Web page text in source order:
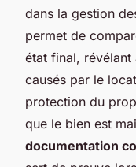
dans la gestion
permet de
état final, révélant
causés par le
protection du
que le bien est
documentation